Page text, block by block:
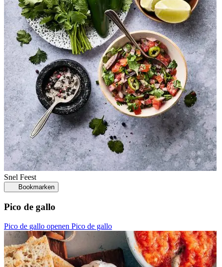
Snel Feest
Bookmarken
Pico de gallo
Pico de gallo openen Pico de gallo